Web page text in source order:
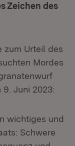
Zeichen des
zum Urteil des
Mordes
Juni 2023:
wichtiges und
Schwere